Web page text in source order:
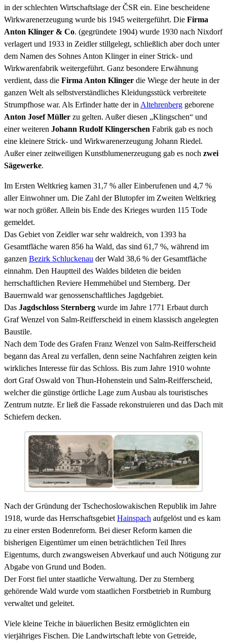
in der schlechten Wirtschaftslage der ČSR ein. Eine bescheidene
Wirkwarenerzeugung wurde bis 1945 weitergeführt. Die Firma
Anton Klinger & Co. (gegründete 1904) wurde 1930 nach Nixdorf
verlagert und 1933 in Zeidler stillgelegt, schließlich aber doch unter
dem Namen des Sohnes Anton Klinger in einer Strick- und
Wirkwarenfabrik weitergeführt. Ganz besondere Erwähnung
verdient, dass die Firma Anton Klinger die Wiege der heute in der
ganzen Welt als selbstverständliches Kleidungsstück verbreitete
Strumpfhose war. Als Erfinder hatte der in Altehrenberg geborene
Anton Josef Müller zu gelten. Außer diesen „Klingschen“ und
einer weiteren Johann Rudolf Klingerschen Fabrik gab es noch
eine kleinere Strick- und Wirkwarenerzeugung Johann Riedel.
Außer einer zeitweiligen Kunstblumenerzeugung gab es noch zwei
Sägewerke.
Im Ersten Weltkrieg kamen 31,7 % aller Einberufenen und 4,7 %
aller Einwohner um. Die Zahl der Blutopfer im Zweiten Weltkrieg
war noch größer. Allein bis Ende des Krieges wurden 115 Tode
gemeldet.
Das Gebiet von Zeidler war sehr waldreich, von 1393 ha
Gesamtfläche waren 856 ha Wald, das sind 61,7 %, während im
ganzen Bezirk Schluckenau der Wald 38,6 % der Gesamtfläche
einnahm. Den Hauptteil des Waldes bildeten die beiden
herrschaftlichen Reviere Hemmehübel und Sternberg. Der
Bauernwald war genossenschaftliches Jagdgebiet.
Das Jagdschloss Sternberg wurde im Jahre 1771 Erbaut durch
Graf Wenzel von Salm-Reifferscheid in einem klassisch angelegten
Baustile.
Nach dem Tode des Grafen Franz Wenzel von Salm-Reifferscheid
begann das Areal zu verfallen, denn seine Nachfahren zeigten kein
wirkliches Interesse für das Schloss. Bis zum Jahre 1910 wohnte
dort Graf Oswald von Thun-Hohenstein und Salm-Reifferscheid,
welcher die günstige örtliche Lage zum Ausbau als touristisches
Zentrum nutzte. Er ließ die Fassade rekonstruieren und das Dach mit
Schiefern decken.
Nach der Gründung der Tschechoslowakischen Republik im Jahre
1918, wurde das HerrschaftsgebietHainspach aufgelöst und es kam
zu einer ersten Bodenreform. Bei dieser Reform kamen die
bisherigen Eigentümer um einen beträchtlichen Teil Ihres
Eigentums, durch zwangsweisen Abverkauf und auch Nötigung zur
Abgabe von Grund und Boden.
Der Forst fiel unter staatliche Verwaltung. Der zu Sternberg
gehörende Wald wurde vom staatlichen Forstbetrieb in Rumburg
verwaltet und geleitet.
Viele kleine Teiche in bäuerlichen Besitz ermöglichten ein
vierjähriges Fischen. Die Landwirtschaft lebte von Getreide,